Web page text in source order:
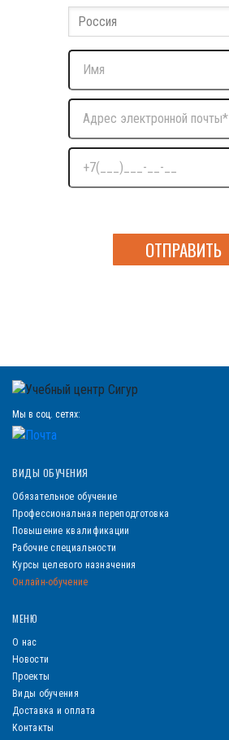
Мы в соц. сетях:
ВИДЫ ОБУЧЕНИЯ
Обязательное обучение
Профессиональная переподготовка
Повышение квалификации
Рабочие специальности
Курсы целевого назначения
Онлайн-обучение
МЕНЮ
О нас
Новости
Проекты
Виды обучения
Доставка и оплата
Контакты